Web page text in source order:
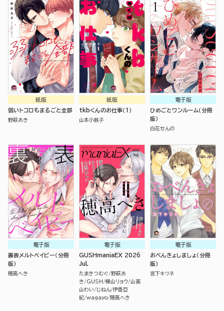
紙版
弱いトコロもまるごと全部
野萩あき
紙版
tkbくんのお仕事（１）
山本小鉄子
電子版
ひめごとワンルーム（分冊
版）
白花せんの
電子版
裏表メルトベイビー（分冊
版）
穂高へき
電子版
GUSHmaniaEX 2026
Jul.
たまきつむぐ 野萩あ
き
GUSH 樺山リョウ 山葵
山わい
じねん 伊香亞
紀 wagayo 穂高へき
電子版
おべんきょしましょ（分冊
版）
宮下キツネ